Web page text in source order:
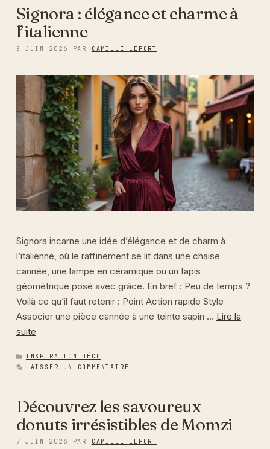
Signora : élégance et charme à
l’italienne
8 JUIN 2026 PAR CAMILLE LEFORT
Signora incarne une idée d’élégance et de charm à
l’italienne, où le raffinement se lit dans une chaise
cannée, une lampe en céramique ou un tapis
géométrique posé avec grâce. En bref : Peu de temps ?
Voilà ce qu’il faut retenir : Point Action rapide Style
Associer une pièce cannée à une teinte sapin … Lire la
suite
CATÉGORIES
INSPIRATION DÉCO
LAISSER UN COMMENTAIRE
Découvrez les savoureux
donuts irrésistibles de Momzi
7 JUIN 2026 PAR CAMILLE LEFORT